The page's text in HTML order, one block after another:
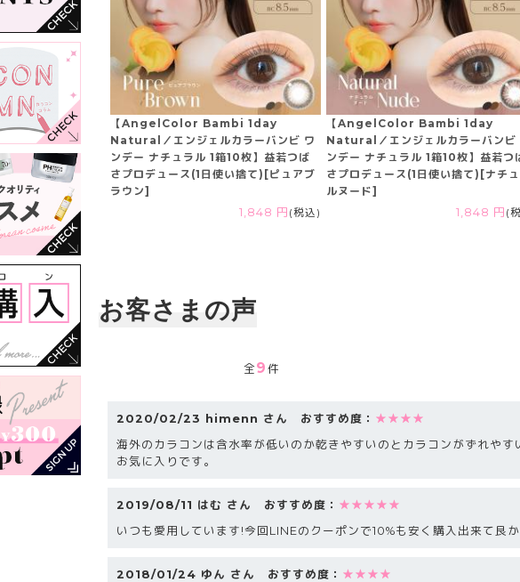
【AngelColor Bambi 1day
Natural／エンジェルカラーバンビ ワ
ンデー ナチュラル 1箱10枚】益若つば
さプロデュース(1日使い捨て)[ピュアブ
ラウン]
1,848 円 (税込)
【AngelColor Bambi 1day
Natural／エンジェルカラーバンビ
ンデー ナチュラル 1箱10枚】益若つ
さプロデュース(1日使い捨て)[ナチ
ルヌード]
1,848 円 (
お客さまの声
全 9件
2020/02/23 himenn さん おすすめ度： ★★★★
海外のカラコンは含水率が低いのか乾きやすいのとカラコンがずれや
お気に入りです。
2019/08/11 はむ さん おすすめ度： ★★★★★
いつも愛用しています!今回LINEのクーポンで10%も安く購入出来て良
2018/01/24 ゆん さん おすすめ度： ★★★★